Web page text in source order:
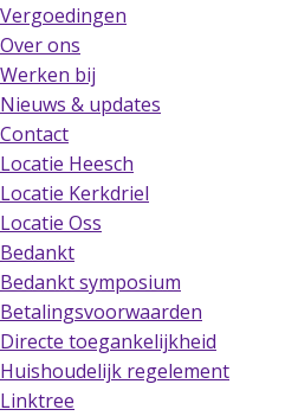
Vergoedingen
Over ons
Werken bij
Nieuws & updates
Contact
Locatie Heesch
Locatie Kerkdriel
Locatie Oss
Bedankt
Bedankt symposium
Betalingsvoorwaarden
Directe toegankelijkheid
Huishoudelijk regelement
Linktree